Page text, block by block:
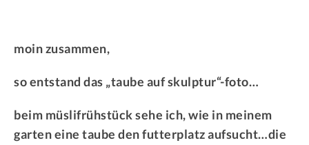
moin zusammen,
so entstand das „taube auf skulptur“-foto…
beim müslifrühstück sehe ich, wie in meinem
garten eine taube den futterplatz aufsucht…die